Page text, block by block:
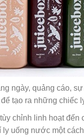
ngày, quảng cáo,
tạo ra những chiếc
chỉnh linh hoạt đến
uống nước một